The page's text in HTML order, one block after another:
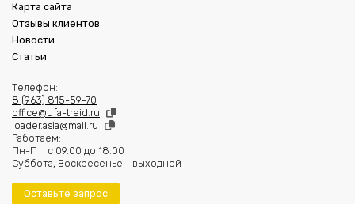
Карта сайта
Отзывы клиентов
Новости
Статьи
Телефон:
8 (963) 815-59-70
office@ufa-treid.ru
loader.asia@mail.ru
Работаем:
Пн-Пт: с 09.00 до 18.00
Суббота, Воскресенье - выходной
Оставьте запрос